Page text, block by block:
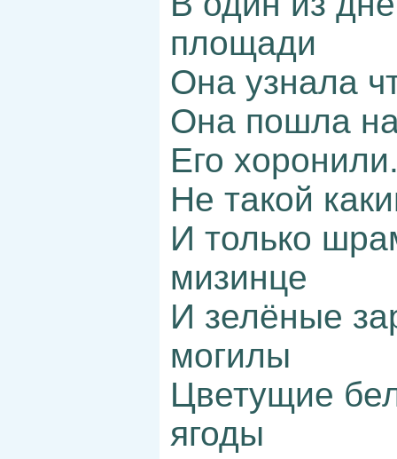
площади
Она узнала
Она пошла
Его
Не такой
И только
мизинце
И зелёные
могилы
Цветущие
ягоды